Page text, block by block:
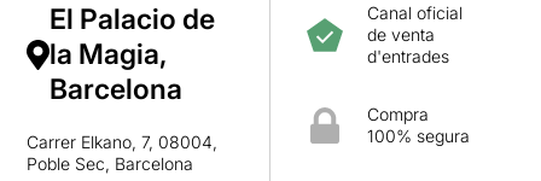
El Palacio de
la Magia,
Barcelona
Carrer Elkano, 7, 08004,
Poble Sec, Barcelona
Canal oficial
de venta
d'entrades
Compra
100% segura